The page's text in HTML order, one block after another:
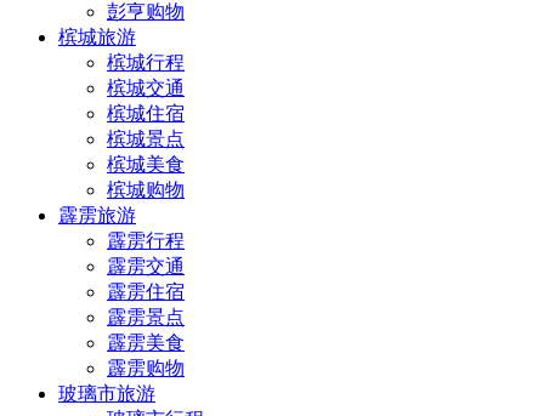
彭亨购物
槟城旅游
槟城行程
槟城交通
槟城住宿
槟城景点
槟城美食
槟城购物
霹雳旅游
霹雳行程
霹雳交通
霹雳住宿
霹雳景点
霹雳美食
霹雳购物
玻璃市旅游